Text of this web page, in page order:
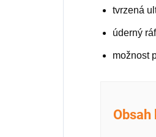
tvrzená
úderný
možnost
Obsah